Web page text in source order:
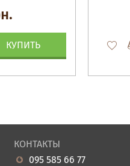
КУПИТЬ
КОНТАКТЫ
095 585 66 77